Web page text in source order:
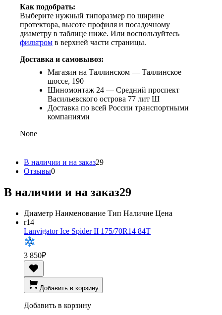
Как подобрать:
Выберите нужный типоразмер по ширине
протектора, высоте профиля и посадочному
диаметру в таблице ниже. Или воспользуйтесь
фильтром в верхней части страницы.
Доставка и самовывоз:
Магазин на Таллинском — Таллинское
шоссе, 190
Шиномонтаж 24 — Средний проспект
Васильевского острова 77 лит Ш
Доставка по всей России транспортными
компаниями
None
В наличии и на заказ29
Отзывы0
В наличии и на заказ29
Диаметр Наименование Тип Наличие Цена
r14
Lanvigator Ice Spider II 175/70R14 84T
3 850₽
Добавить в корзину
Добавить в корзину